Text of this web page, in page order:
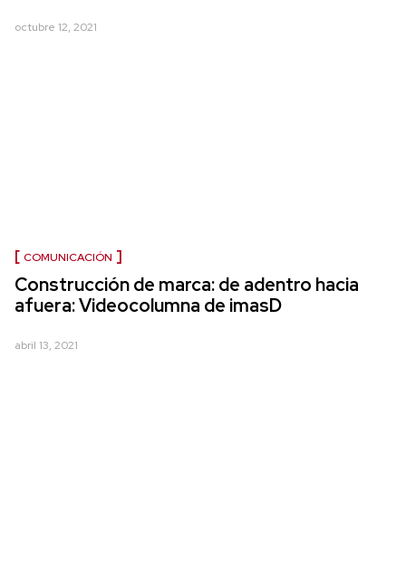
octubre 12, 2021
COMUNICACIÓN
Construcción de marca: de adentro hacia
afuera: Videocolumna de imasD
abril 13, 2021